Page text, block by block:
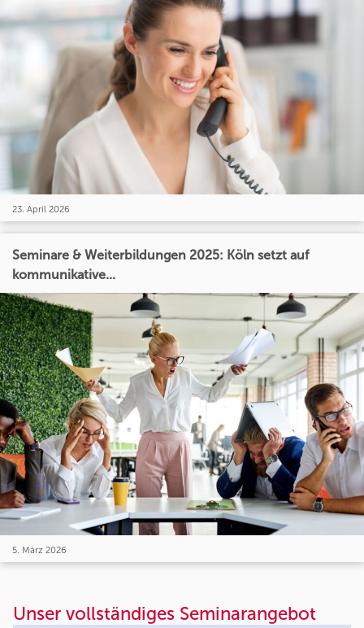
23. April 2026
Seminare & Weiterbildungen 2025: Köln setzt auf
kommunikative...
5. März 2026
Unser vollständiges Seminarangebot